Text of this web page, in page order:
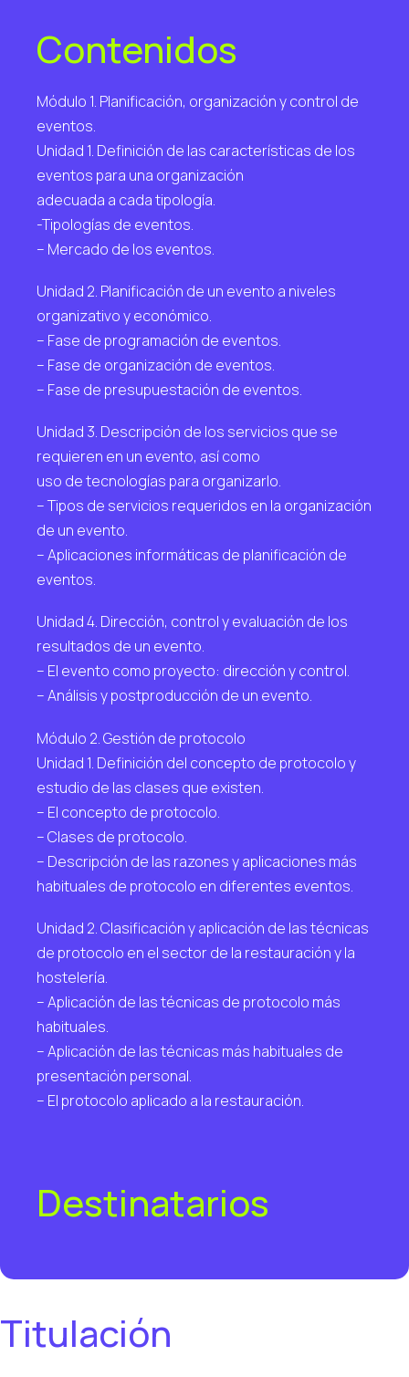
Contenidos
Módulo 1. Planificación, organización y control de
eventos.
Unidad 1. Definición de las características de los
eventos para una organización
adecuada a cada tipología.
-Tipologías de eventos.
– Mercado de los eventos.
Unidad 2. Planificación de un evento a niveles
organizativo y económico.
– Fase de programación de eventos.
– Fase de organización de eventos.
– Fase de presupuestación de eventos.
Unidad 3. Descripción de los servicios que se
requieren en un evento, así como
uso de tecnologías para organizarlo.
– Tipos de servicios requeridos en la organización
de un evento.
– Aplicaciones informáticas de planificación de
eventos.
Unidad 4. Dirección, control y evaluación de los
resultados de un evento.
– El evento como proyecto: dirección y control.
– Análisis y postproducción de un evento.
Módulo 2. Gestión de protocolo
Unidad 1. Definición del concepto de protocolo y
estudio de las clases que existen.
– El concepto de protocolo.
– Clases de protocolo.
– Descripción de las razones y aplicaciones más
habituales de protocolo en diferentes eventos.
Unidad 2. Clasificación y aplicación de las técnicas
de protocolo en el sector de la restauración y la
hostelería.
– Aplicación de las técnicas de protocolo más
habituales.
– Aplicación de las técnicas más habituales de
presentación personal.
– El protocolo aplicado a la restauración.
Destinatarios
Titulación